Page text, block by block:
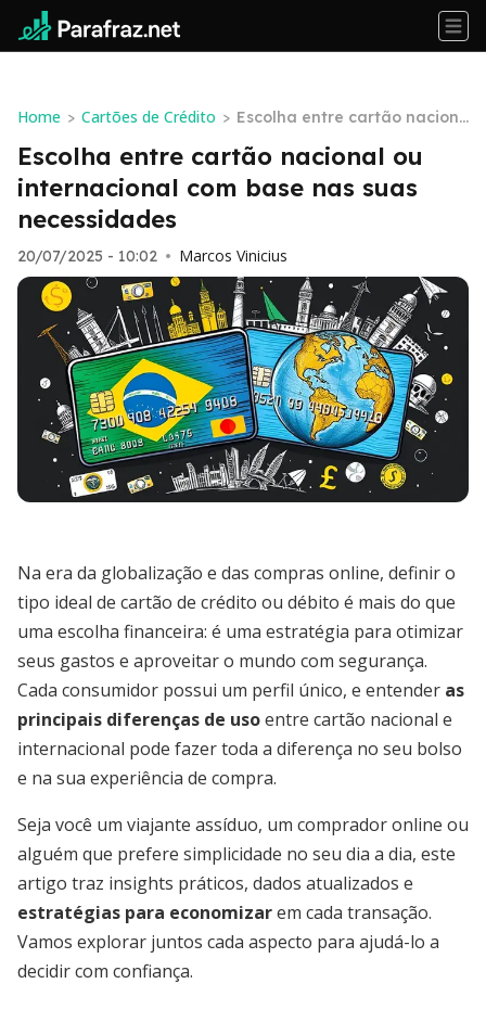
Home > Cartões de Crédito > Escolha entre cartão nacion
al ou internacional com base
nas suas necessidades
Escolha entre cartão nacional ou
internacional com base nas suas
necessidades
20/07/2025 - 10:02 • Marcos Vinicius
Na era da globalização e das compras online, definir o
tipo ideal de cartão de crédito ou débito é mais do que
uma escolha financeira: é uma estratégia para otimizar
seus gastos e aproveitar o mundo com segurança.
Cada consumidor possui um perfil único, e entender as
principais diferenças de usoentre cartão nacional e
internacional pode fazer toda a diferença no seu bolso
e na sua experiência de compra.
Seja você um viajante assíduo, um comprador online ou
alguém que prefere simplicidade no seu dia a dia, este
artigo traz insights práticos, dados atualizados e
estratégias para economizarem cada transação.
Vamos explorar juntos cada aspecto para ajudá-lo a
decidir com confiança.